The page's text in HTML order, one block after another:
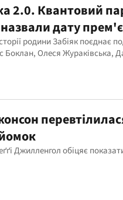
2.0. Квантовий
дату
родини Забіяк поєднає
Боклан, Олеся Жураківська,
Джилленгол обіцяє